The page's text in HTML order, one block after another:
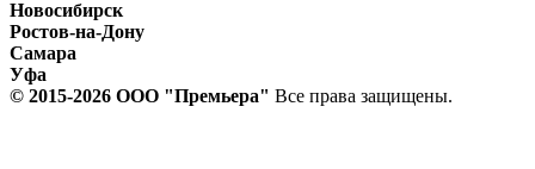
Новосибирск
Ростов-на-Дону
Самара
Уфа
© 2015-2026 ООО "Прeмьера" Все права защищены.